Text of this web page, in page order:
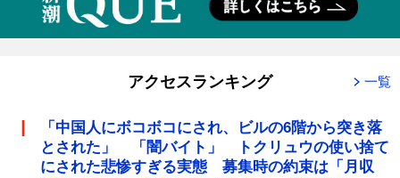
アクセスランキング 一覧
「中国人にボコボコにされ、ビルの6階から突き落
とされた」 「闇バイト」 トクリュウの使い捨て
にされた悲惨すぎる実態 募集時の約束は「月収